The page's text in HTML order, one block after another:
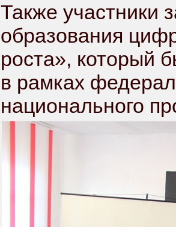
Также участники
образования
роста», который
в рамках
национального